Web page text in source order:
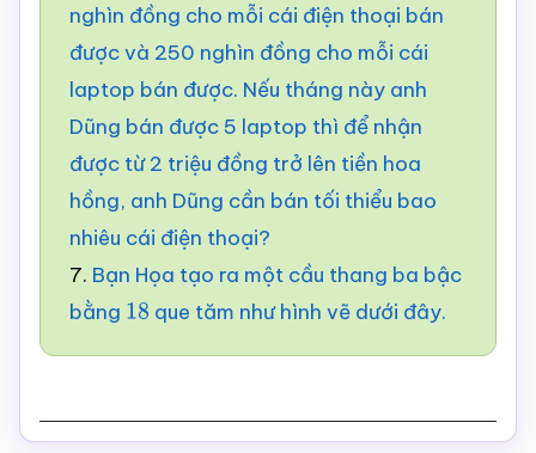
nghìn đồng cho mỗi cái điện thoại bán
được và 250 nghìn đồng cho mỗi cái
laptop bán được. Nếu tháng này anh
Dũng bán được 5 laptop thì để nhận
được từ 2 triệu đồng trở lên tiền hoa
hồng, anh Dũng cần bán tối thiểu bao
nhiêu cái điện thoại?
7. Bạn Họa tạo ra một cầu thang ba bậc
bằng 18 que tăm như hình vẽ dưới đây.